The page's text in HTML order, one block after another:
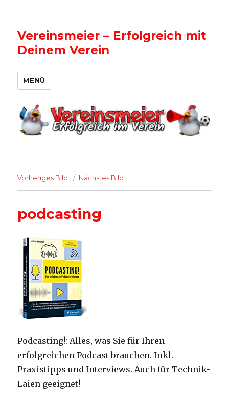
Vereinsmeier – Erfolgreich mit
Deinem Verein
MENÜ
Vorheriges Bild Nächstes Bild
podcasting
Podcasting!: Alles, was Sie für Ihren
erfolgreichen Podcast brauchen. Inkl.
Praxistipps und Interviews. Auch für Technik-
Laien geeignet!